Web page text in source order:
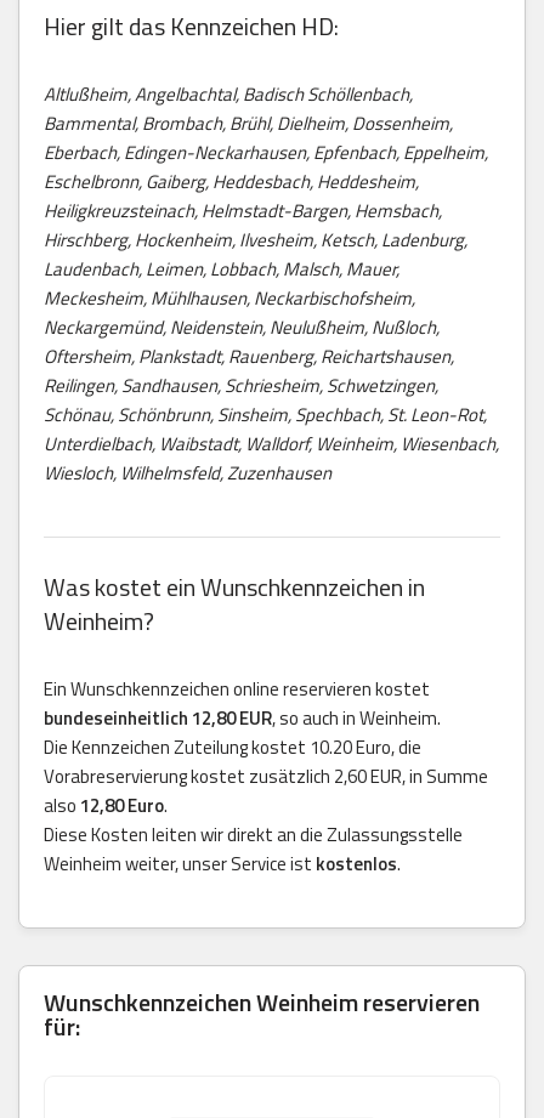
Hier gilt das Kennzeichen HD:
Altlußheim, Angelbachtal, Badisch Schöllenbach,
Bammental, Brombach, Brühl, Dielheim, Dossenheim,
Eberbach, Edingen-Neckarhausen, Epfenbach, Eppelheim,
Eschelbronn, Gaiberg, Heddesbach, Heddesheim,
Heiligkreuzsteinach, Helmstadt-Bargen, Hemsbach,
Hirschberg, Hockenheim, Ilvesheim, Ketsch, Ladenburg,
Laudenbach, Leimen, Lobbach, Malsch, Mauer,
Meckesheim, Mühlhausen, Neckarbischofsheim,
Neckargemünd, Neidenstein, Neulußheim, Nußloch,
Oftersheim, Plankstadt, Rauenberg, Reichartshausen,
Reilingen, Sandhausen, Schriesheim, Schwetzingen,
Schönau, Schönbrunn, Sinsheim, Spechbach, St. Leon-Rot,
Unterdielbach, Waibstadt, Walldorf, Weinheim, Wiesenbach,
Wiesloch, Wilhelmsfeld, Zuzenhausen
Was kostet ein Wunschkennzeichen in
Weinheim?
Ein Wunschkennzeichen online reservieren kostet
bundeseinheitlich 12,80 EUR, so auch in Weinheim.
Die Kennzeichen Zuteilung kostet 10.20 Euro, die
Vorabreservierung kostet zusätzlich 2,60 EUR, in Summe
also 12,80 Euro.
Diese Kosten leiten wir direkt an die Zulassungsstelle
Weinheim weiter, unser Service ist kostenlos.
Wunschkennzeichen Weinheim reservieren
für: